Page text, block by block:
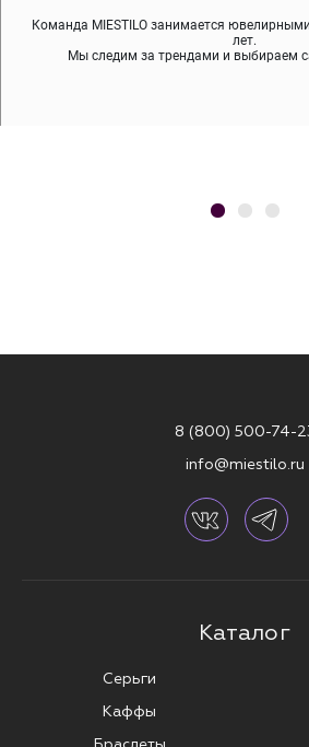
Команда MIESTILO занимается
лет.
Мы следим за трендами и выбираем
Мы используем покрытие (родий,
содержит никеля и свинца — это
Во время доставки спокойно примеряйте
что вам нравятся, остальные
8 (800) 500-74-
info@miestilo.ru
Каталог
Серьги
Каффы